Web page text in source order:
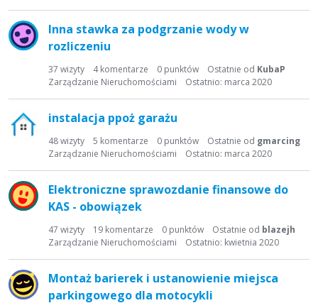
u
s
y
Inna stawka za podgrzanie wody w
rozliczeniu
37 wizyty 4komentarze 0 punktów Ostatnie od KubaP
Ostatnio: marca 2020
Zarządzanie Nieruchomościami
instalacja ppoż garażu
48wizyty 5 komentarze 0 punktów Ostatnie od gmarcing
Ostatnio: marca 2020
Zarządzanie Nieruchomościami
Elektroniczne sprawozdanie finansowe do
KAS - obowiązek
47 wizyty 19 komentarze 0 punktów Ostatnie od blazejh
Ostatnio: kwietnia 2020
Zarządzanie Nieruchomościami
Montaż barierek i ustanowienie miejsca
parkingowego dla motocykli